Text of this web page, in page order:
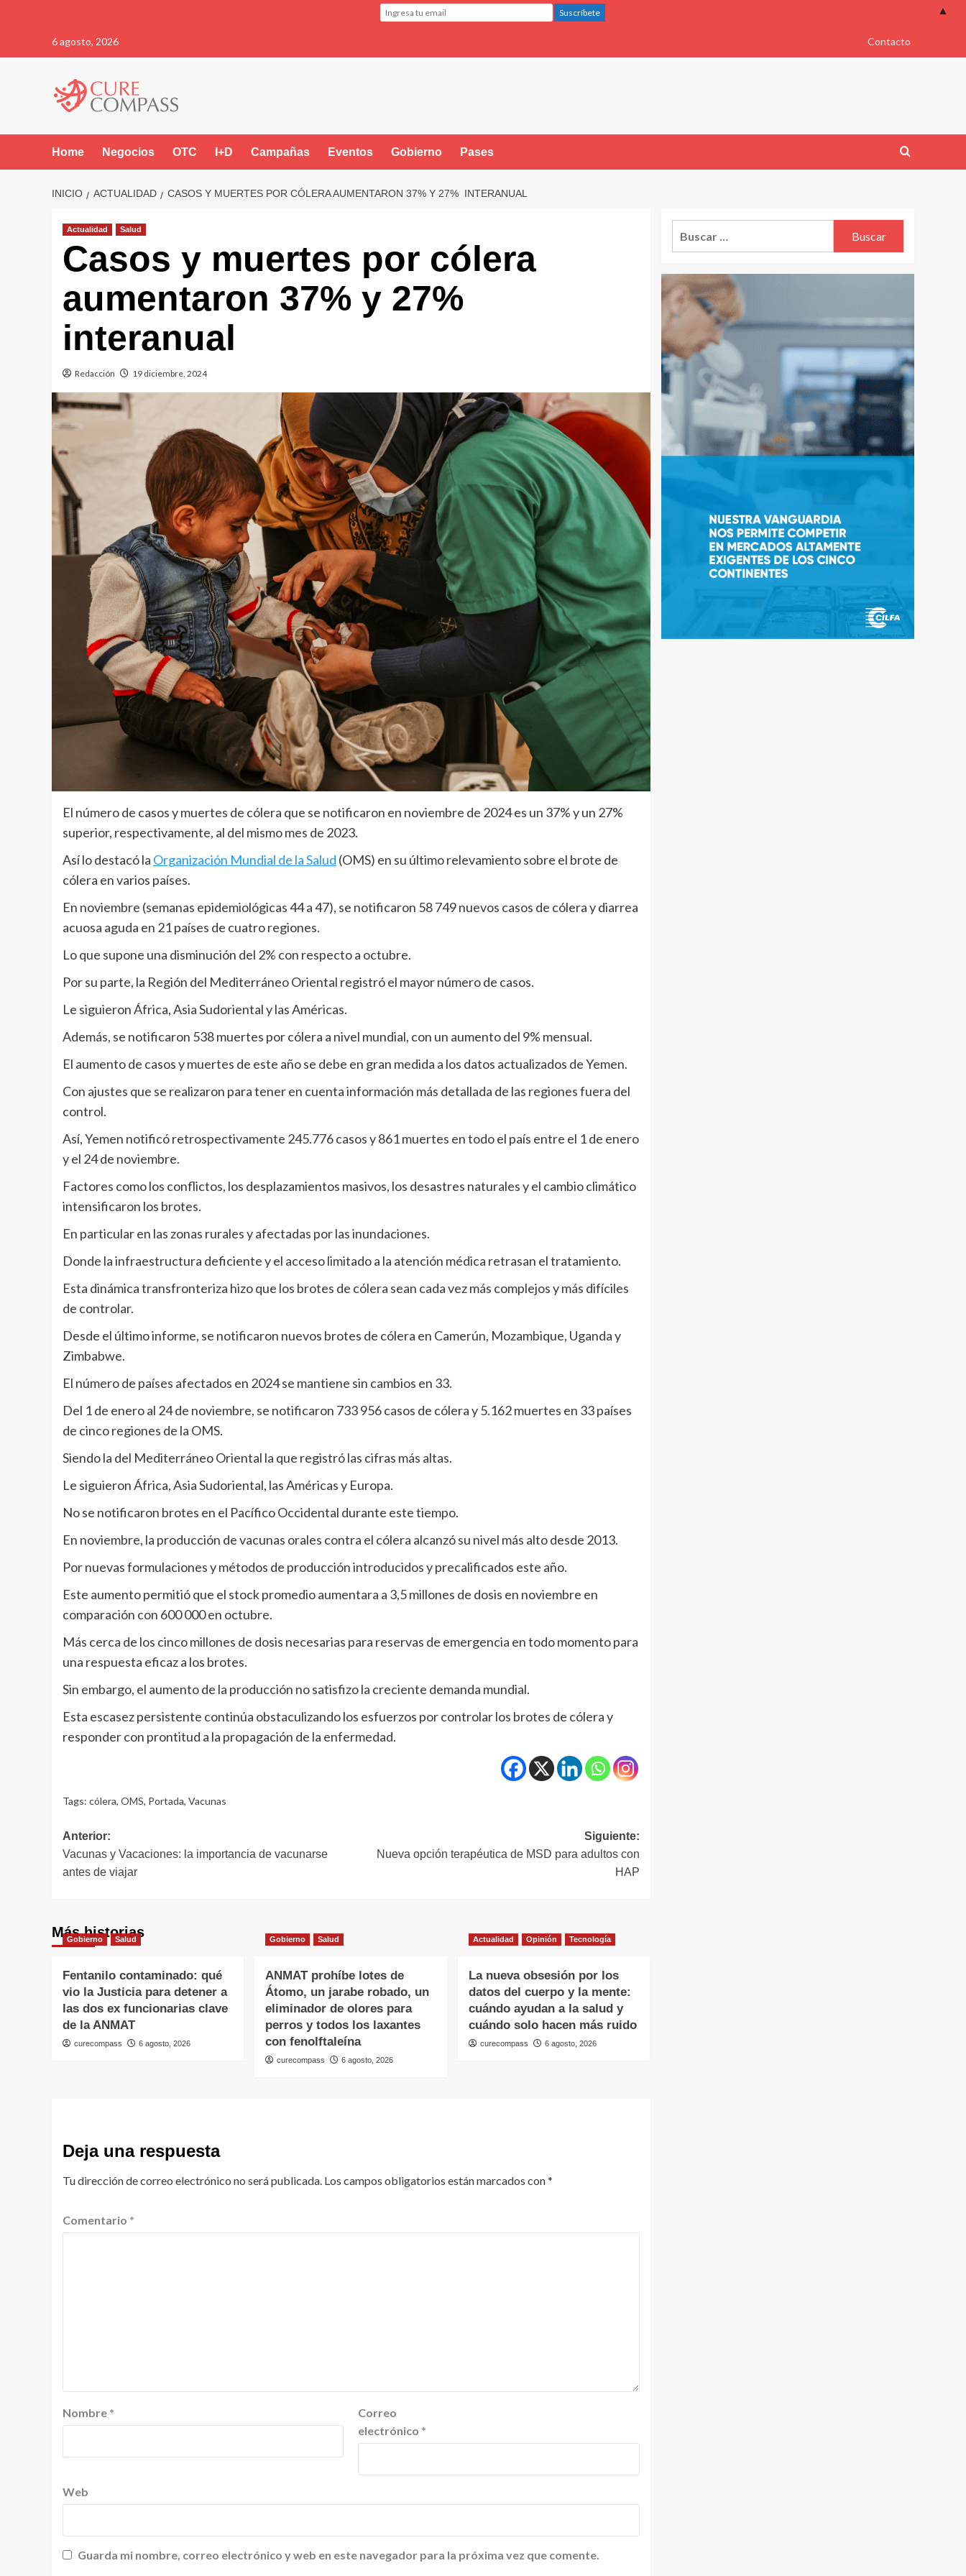
6 agosto, 2026 Contacto
Home Negocios OTC I+D Campañas Eventos Gobierno Pases
INICIO ACTUALIDAD CASOS Y MUERTES POR CÓLERA AUMENTARON 37% Y 27% INTERANUAL
Actualidad Salud
Casos y muertes por cólera
aumentaron 37% y 27%
interanual
Redacción 19 diciembre, 2024
El número de casos y muertes de cólera que se notificaron en noviembre de 2024 es un 37% y un 27%
superior, respectivamente, al del mismo mes de 2023.
Así lo destacó la Organización Mundial de la Salud (OMS) en su último relevamiento sobre el brote de
cólera en varios países.
En noviembre (semanas epidemiológicas 44 a 47), se notificaron 58 749 nuevos casos de cólera y diarrea
acuosa aguda en 21 países de cuatro regiones.
Lo que supone una disminución del 2% con respecto a octubre.
Por su parte, la Región del Mediterráneo Oriental registró el mayor número de casos.
Le siguieron África, Asia Sudoriental y las Américas.
Además, se notificaron 538 muertes por cólera a nivel mundial, con un aumento del 9% mensual.
El aumento de casos y muertes de este año se debe en gran medida a los datos actualizados de Yemen.
Con ajustes que se realizaron para tener en cuenta información más detallada de las regiones fuera del
control.
Así, Yemen notificó retrospectivamente 245.776 casos y 861 muertes en todo el país entre el 1 de enero
y el 24 de noviembre.
Factores como los conflictos, los desplazamientos masivos, los desastres naturales y el cambio climático
intensificaron los brotes.
En particular en las zonas rurales y afectadas por las inundaciones.
Donde la infraestructura deficiente y el acceso limitado a la atención médica retrasan el tratamiento.
Esta dinámica transfronteriza hizo que los brotes de cólera sean cada vez más complejos y más difíciles
de controlar.
Desde el último informe, se notificaron nuevos brotes de cólera en Camerún, Mozambique, Uganda y
Zimbabwe.
El número de países afectados en 2024 se mantiene sin cambios en 33.
Del 1 de enero al 24 de noviembre, se notificaron 733 956 casos de cólera y 5.162 muertes en 33 países
de cinco regiones de la OMS.
Siendo la del Mediterráneo Oriental la que registró las cifras más altas.
Le siguieron África, Asia Sudoriental, las Américas y Europa.
No se notificaron brotes en el Pacífico Occidental durante este tiempo.
En noviembre, la producción de vacunas orales contra el cólera alcanzó su nivel más alto desde 2013.
Por nuevas formulaciones y métodos de producción introducidos y precalificados este año.
Este aumento permitió que el stock promedio aumentara a 3,5 millones de dosis en noviembre en
comparación con 600 000 en octubre.
Más cerca de los cinco millones de dosis necesarias para reservas de emergencia en todo momento para
una respuesta eficaz a los brotes.
Sin embargo, el aumento de la producción no satisfizo la creciente demanda mundial.
Esta escasez persistente continúa obstaculizando los esfuerzos por controlar los brotes de cólera y
responder con prontitud a la propagación de la enfermedad.
Tags: cólera, OMS, Portada, Vacunas
Navegación
de
entradas
Anterior:
Vacunas y Vacaciones: la importancia de vacunarse
antes de viajar
Siguiente:
Nueva opción terapéutica de MSD para adultos con
HAP
Más historias
Gobierno Salud
Fentanilo contaminado: qué
vio la Justicia para detener a
las dos ex funcionarias clave
de la ANMAT
curecompass 6 agosto, 2026
Gobierno Salud
ANMAT prohíbe lotes de
Átomo, un jarabe robado, un
eliminador de olores para
perros y todos los laxantes
con fenolftaleína
curecompass 6 agosto, 2026
Actualidad Opinión Tecnología
La nueva obsesión por los
datos del cuerpo y la mente:
cuándo ayudan a la salud y
cuándo solo hacen más ruido
curecompass 6 agosto, 2026
Deja una respuesta
Tu dirección de correo electrónico no será publicada. Los campos obligatorios están marcados con*
Comentario *
Nombre *
Correo
electrónico *
Web
Guarda mi nombre, correo electrónico y web en este navegador para la próxima vez que comente.
▲